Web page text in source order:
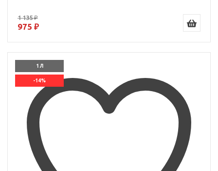
1 135 ₽
975 ₽
1 Л
-14%